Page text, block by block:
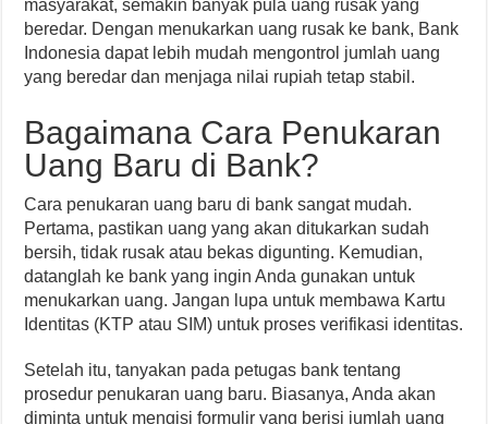
masyarakat, semakin banyak pula uang rusak yang
beredar. Dengan menukarkan uang rusak ke bank, Bank
Indonesia dapat lebih mudah mengontrol jumlah uang
yang beredar dan menjaga nilai rupiah tetap stabil.
Bagaimana Cara Penukaran
Uang Baru di Bank?
Cara penukaran uang baru di bank sangat mudah.
Pertama, pastikan uang yang akan ditukarkan sudah
bersih, tidak rusak atau bekas digunting. Kemudian,
datanglah ke bank yang ingin Anda gunakan untuk
menukarkan uang. Jangan lupa untuk membawa Kartu
Identitas (KTP atau SIM) untuk proses verifikasi identitas.
Setelah itu, tanyakan pada petugas bank tentang
prosedur penukaran uang baru. Biasanya, Anda akan
diminta untuk mengisi formulir yang berisi jumlah uang